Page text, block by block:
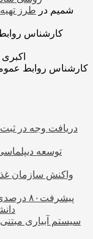
شمیم در طرز
کارشناس
اکبری
کارشناس روابط
دریافت وجه در
توسعه
واکنش سازمان
سیستم آبیاری